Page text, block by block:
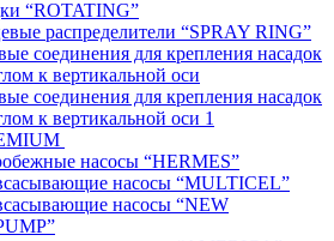
“ROTATING”
распределители “SPRAY RING”
соединения для крепления насадок
к вертикальной оси
соединения для крепления насадок
к вертикальной оси 1
насосы “HERMES”
насосы “MULTICEL”
насосы “NEW